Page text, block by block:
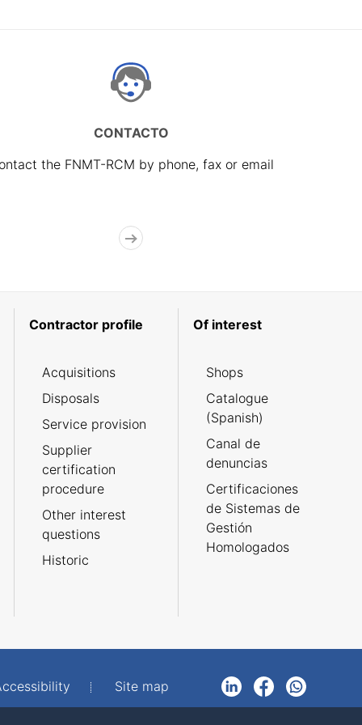
CONTACTO
the FNMT-RCM by phone, fax or email
Contractor profile
Acquisitions
Disposals
Service provision
Supplier
certification
procedure
Other interest
questions
Historic
Of interest
Shops
Catalogue
(Spanish)
Canal de
denuncias
Certificaciones
de Sistemas de
Gestión
Homologados
Site map
LinkedInFacebookWhatsApp